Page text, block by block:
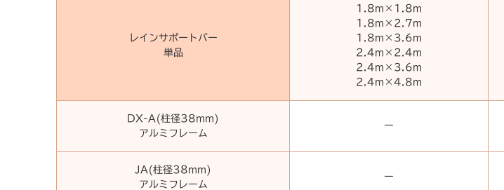
レインサポートバー
単品
1.8m×1.8m
1.8m×2.7m
1.8m×3.6m
2.4m×2.4m
2.4m×3.6m
2.4m×4.8m
DX-A(柱径38mm)
アルミフレーム
ー
JA(柱径38mm)
アルミフレーム
ー